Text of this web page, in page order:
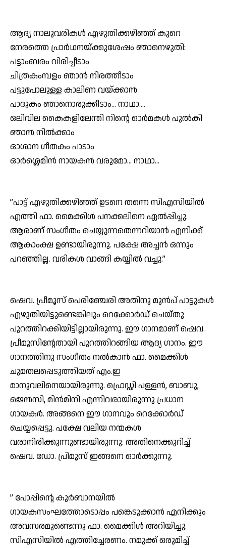
ആദ്യ നാലുവരികള്‍ എഴുതിക്കഴിഞ്ഞ് കുറെ
നേരത്തെ പ്രാര്‍ഥനയ്ക്കുശേഷം ഞാനെഴുതി:
പട്ടാംബരം വിരിച്ചീടാം
ചിത്രകംമ്പളം ഞാന്‍ നിരത്തീടാം
പട്ടുപോലുള്ള കാലിണ വയ്ക്കാന്‍
പാദുകം ഞാനൊരുക്കീടാം… നാഥാ….
ഒലിവില കൈകളിലേന്തി നിന്റെ ഓര്‍മകള്‍ പുല്‍കി
ഞാന്‍ നില്‍ക്കാം
ഓശാന ഗീതകം പാടാം
ഓര്‍ശ്ലെമിന്‍ നായകന്‍ വരുമോ… നാഥാ…
”പാട്ട് എഴുതിക്കഴിഞ്ഞ് ഉടനെ തന്നെ സിഎസിയില്‍
എത്തി ഫാ. മൈക്കിള്‍ പനക്കലിനെ ഏല്‍പ്പിച്ചു.
ആരാണ് സംഗീതം ചെയ്യുന്നതെന്നറിയാന്‍ എനിക്ക്
ആകാംക്ഷ ഉണ്ടായിരുന്നു. പക്ഷേ അച്ചന്‍ ഒന്നും
പറഞ്ഞില്ല. വരികള്‍ വാങ്ങി കയ്യില്‍ വച്ചു.”
ഷെവ. പ്രീമൂസ് പെരിഞ്ചേരി അതിനു മുന്‍പ് പാട്ടുകള്‍
എഴുതിയിട്ടുണ്ടെങ്കിലും റെക്കോര്‍ഡ് ചെയ്തു
പുറത്തിറക്കിയിട്ടില്ലായിരുന്നു. ഈ ഗാനമാണ് ഷെവ.
പ്രീമൂസിന്റേതായി പുറത്തിറങ്ങിയ ആദ്യ ഗാനം. ഈ
ഗാനത്തിനു സംഗീതം നല്‍കാന്‍ ഫാ. മൈക്കിള്‍
ചുമതലപ്പെടുത്തിയത് എം.ഇ
മാനുവലിനെയായിരുന്നു. ഫ്രെഡ്ഡി പള്ളന്‍, ബാബു,
ജെന്‍സി, മിന്‍മിനി എന്നിവരായിരുന്നു പ്രധാന
ഗായകര്‍. അങ്ങനെ ഈ ഗാനവും റെക്കോര്‍ഡ്
ചെയ്യപ്പെട്ടു. പക്ഷേ വലിയ നന്മകള്‍
വരാനിരിക്കുന്നുണ്ടായിരുന്നു. അതിനെക്കുറിച്ച്
ഷെവ. ഡോ. പ്രിമൂസ് ഇങ്ങനെ ഓര്‍ക്കുന്നു.
” പോപ്പിന്റെ കുര്‍ബാനയില്‍
ഗായകസംഘത്തോടൊപ്പം പങ്കെടുക്കാന്‍ എനിക്കും
അവസരമുണ്ടെന്നു ഫാ. മൈക്കിള്‍ അറിയിച്ചു.
സിഎസിയില്‍ എത്തിച്ചേരണം. നമുക്ക് ഒരുമിച്ച്